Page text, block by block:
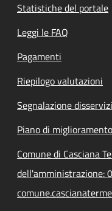
Statistiche del portale
Leggi le FAQ
Pagamenti
Riepilogo valutazioni
Segnalazione
Piano di
Comune di Casciana
dell'amministrazione: